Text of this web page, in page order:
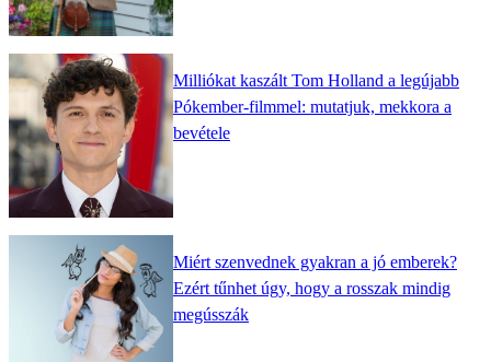
Milliókat kaszált Tom Holland a legújabb
Pókember-filmmel: mutatjuk, mekkora a
bevétele
Miért szenvednek gyakran a jó emberek?
Ezért tűnhet úgy, hogy a rosszak mindig
megússzák